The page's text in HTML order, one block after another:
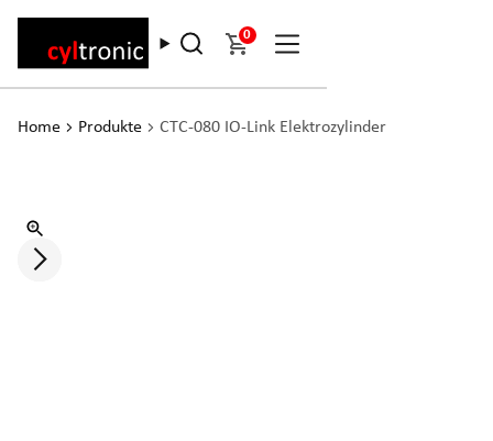
0
Home Produkte CTC-080 IO-Link Elektrozylinder